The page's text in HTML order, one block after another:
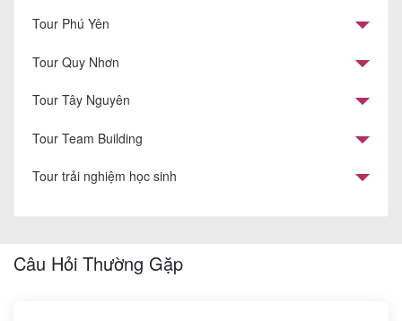
Tour Phú Yên
Tour Quy Nhơn
Tour Tây Nguyên
Tour Team Building
Tour trải nghiệm học sinh
Câu Hỏi Thường Gặp